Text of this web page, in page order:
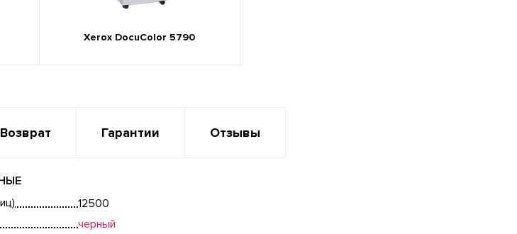
Xerox DocuColor 5790
Возврат Гарантии Отзывы
12500
черный